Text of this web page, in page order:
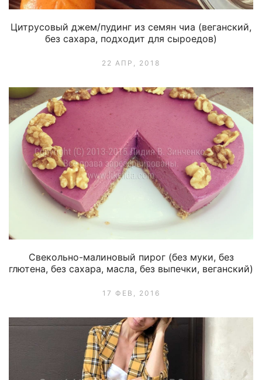
Цитрусовый джем/пудинг из семян чиа (веганский,
без сахара, подходит для сыроедов)
22 АПР, 2018
Свекольно-малиновый пирог (без муки, без
глютена, без сахара, масла, без выпечки, веганский)
17 ФЕВ, 2016